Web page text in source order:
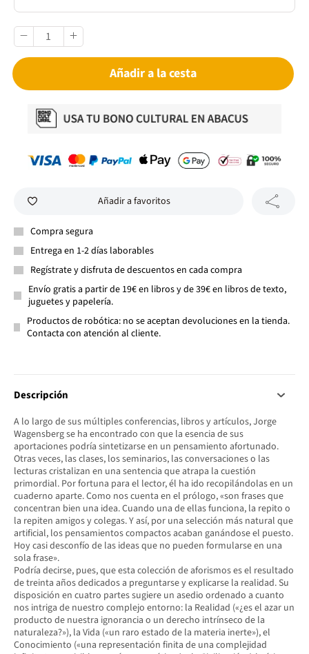
Añadir a la cesta
Añadir a favoritos
Compra segura
Entrega en 1-2 días laborables
Regístrate y disfruta de descuentos en cada compra
Envío gratis a partir de 19€ en libros y de 39€ en libros de texto,
juguetes y papelería.
Productos de robótica: no se aceptan devoluciones en la tienda.
Contacta con atención al cliente.
Descripción
A lo largo de sus múltiples conferencias, libros y artículos, Jorge
Wagensberg se ha encontrado con que la esencia de sus
aportaciones podría sintetizarse en un pensamiento afortunado.
Otras veces, las clases, los seminarios, las conversaciones o las
lecturas cristalizan en una sentencia que atrapa la cuestión
primordial. Por fortuna para el lector, él ha ido recopilándolas en un
cuaderno aparte. Como nos cuenta en el prólogo, «son frases que
concentran bien una idea. Cuando una de ellas funciona, la repito o
la repiten amigos y colegas. Y así, por una selección más natural que
artificial, los pensamientos compactos acaban ganándose el puesto.
Hoy casi desconfío de las ideas que no pueden formularse en una
sola frase».
Podría decirse, pues, que esta colección de aforismos es el resultado
de treinta años dedicados a preguntarse y explicarse la realidad. Su
disposición en cuatro partes sugiere un asedio ordenado a cuanto
nos intriga de nuestro complejo entorno: la Realidad («¿es el azar un
producto de nuestra ignorancia o un derecho intrínseco de la
naturaleza?»), la Vida («un raro estado de la materia inerte»), el
Conocimiento («una representación finita de una complejidad